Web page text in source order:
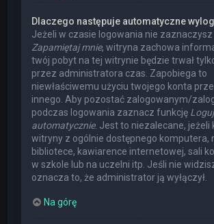
Dlaczego następuje automatyczne
Jeżeli w czasie logowania nie
Zapamiętaj mnie, witryna zachowa
twój pobyt na tej witrynie będzie trwał
przez administratora czas. Zapobiega to
niewłaściwemu użyciu twojego konta
innego. Aby pozostać zalogowanym/
podczas logowania zaznacz funkcję
automatycznie. Jest to niezalecane, jeżeli
witryny z ogólnie dostępnego komputera,
bibliotece, kawiarence internetowej, sali
w szkole lub na uczelni itp. Jeśli nie
oznacza to, że administrator ją wyłączył.
Na górę